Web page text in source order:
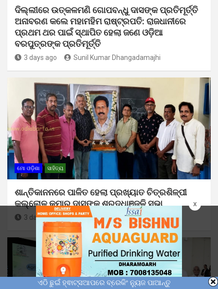
x
ଦିଲ୍ଲୀରେ ଉତ୍କଳମଣି ଗୋପବନ୍ଧୁ ଦାସଙ୍କ ପ୍ରତିମୂର୍ତ୍ତି
ଅନାବରଣ କଲେ ମହାମହିମ ରାଷ୍ଟ୍ରପତି: ରାଜଧାନୀରେ
ପ୍ରଥମ ଥର ପାଇଁ ସ୍ଥାପିତ ହେଲା ଜଣେ ଓଡ଼ିଆ
ବରପୁତ୍ରଙ୍କ ପ୍ରତିମୂର୍ତ୍ତି
3 days ago Sunil Kumar Dhangadamajhi
ମୋ ଓଡ଼ିଶା ସାହିତ୍ୟ
ଶାନ୍ତିକାନନରେ ପାଳିତ ହେଲା ପ୍ରଖ୍ୟାତ ଚିତ୍ରଶିଳ୍ପୀ
କଲ୍ଲୋଳ କୁମାର ଦାସଙ୍କ ଶ୍ରଦ୍ଧାଞ୍ଜଳି ସଭା
3 days ago Sunil Kumar Dhangadamajhi
ଏଠି ଛୁଇଁ ହ୍ଵାଟ୍ସଆପରେ ବ୍ରେକିଂ ନ୍ୟୁଜ ପାଆନ୍ତୁ